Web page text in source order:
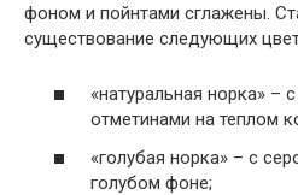
фоном и пойнтами сглажены.
существование следующих
«натуральная норка»
отметинами на теплом
«голубая норка» – с
голубом фоне;